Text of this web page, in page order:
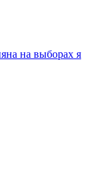
на выборах я